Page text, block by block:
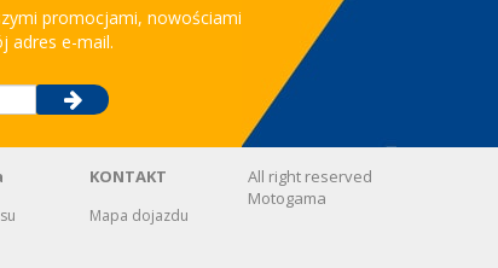
promocjami, nowościami
adres e-mail.
KONTAKT
Mapa dojazdu
All right reserved
Motogama